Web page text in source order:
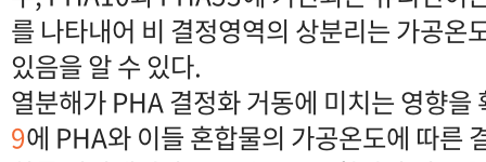
를 나타내어 비 결정영역의 상분리는 가공온
있음을 알 수 있다.
열분해가 PHA 결정화 거동에 미치는 영향
9에 PHA와 이들 혼합물의 가공온도에 따른